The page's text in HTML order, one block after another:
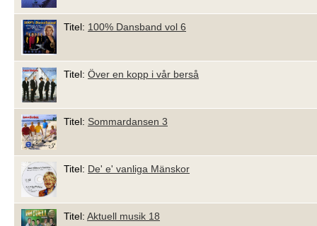
Titel: 100% Dansband vol 6
Titel: Över en kopp i vår berså
Titel: Sommardansen 3
Titel: De' e' vanliga Mänskor
Titel: Aktuell musik 18